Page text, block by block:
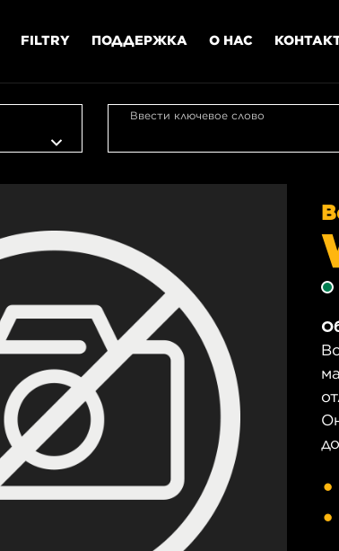
FILTRY ПОДДЕРЖКА О НАС
Ввести ключевое слово